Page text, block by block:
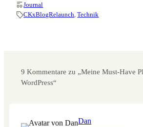
Journal
CKxBlogRelaunch , Technik
9 Kommentare zu „Meine Must-Have
WordPress“
Dan